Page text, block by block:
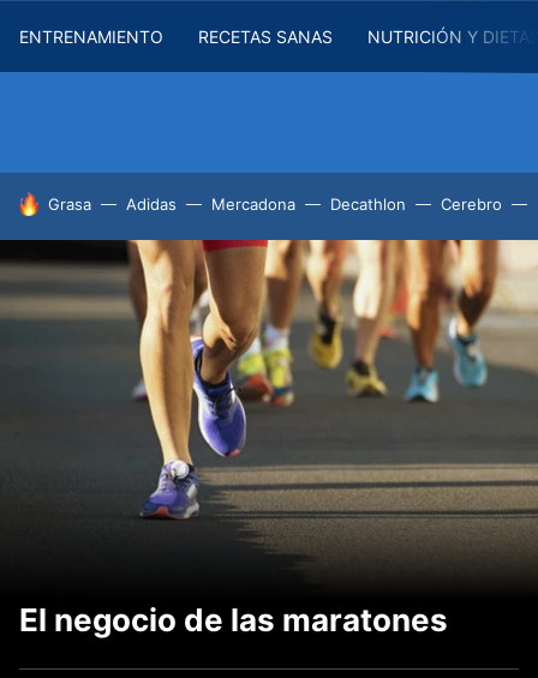
ENTRENAMIENTO RECETAS SANAS NUTRICIÓN Y
HOY SE HABLA DE
Grasa Adidas Mercadona Decathlon Cerebro
El negocio de las maratones